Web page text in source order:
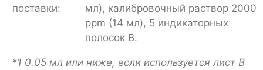
поставки:
мл), калибровочный раствор 2000
ppm (14 мл), 5 индикаторных
полосок B.
*1 0.05 мл или ниже, если используется лист B